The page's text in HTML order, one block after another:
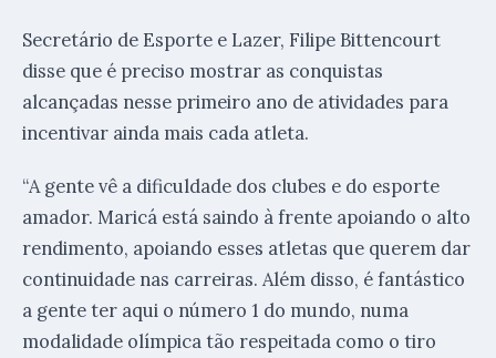
Secretário de Esporte e Lazer, Filipe Bittencourt
disse que é preciso mostrar as conquistas
alcançadas nesse primeiro ano de atividades para
incentivar ainda mais cada atleta.
“A gente vê a dificuldade dos clubes e do esporte
amador. Maricá está saindo à frente apoiando o alto
rendimento, apoiando esses atletas que querem dar
continuidade nas carreiras. Além disso, é fantástico
a gente ter aqui o número 1 do mundo, numa
modalidade olímpica tão respeitada como o tiro